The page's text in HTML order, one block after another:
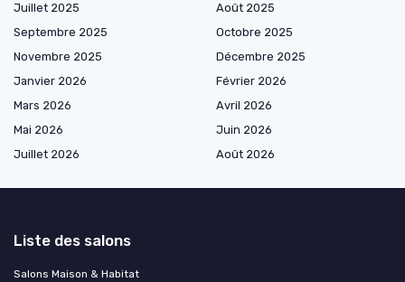
Juillet 2025
Août 2025
Septembre 2025
Octobre 2025
Novembre 2025
Décembre 2025
Janvier 2026
Février 2026
Mars 2026
Avril 2026
Mai 2026
Juin 2026
Juillet 2026
Août 2026
Liste des salons
Salons Maison & Habitat